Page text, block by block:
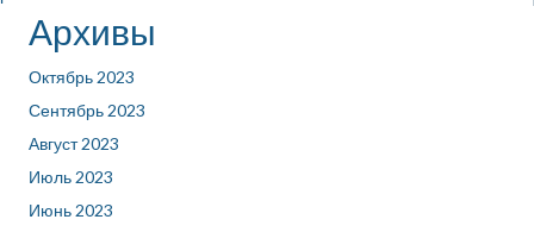
Архивы
Октябрь 2023
Сентябрь 2023
Август 2023
Июль 2023
Июнь 2023